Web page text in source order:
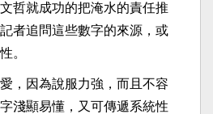
哲就成功的把淹水的責任推
者追問這些數字的來源，或
。
，因為說服力強，而且不容
淺顯易懂，又可傳遞系統性